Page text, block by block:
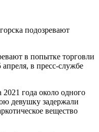
в попытке торговли
в пресс-службе
года около одного
девушку задержали
вещество